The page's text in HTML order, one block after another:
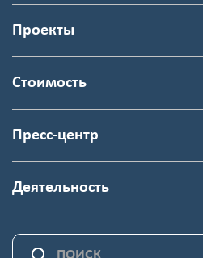
Проекты
Стоимость
Пресс-центр
Деятельность